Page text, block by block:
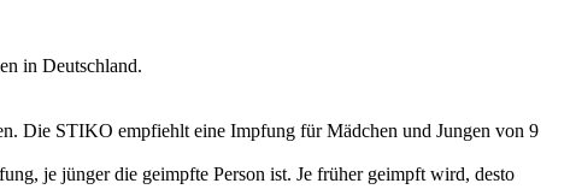
in Deutschland.
Die STIKO empfiehlt eine Impfung für Mädchen und Jungen von 9
je jünger die geimpfte Person ist. Je früher geimpft wird, desto